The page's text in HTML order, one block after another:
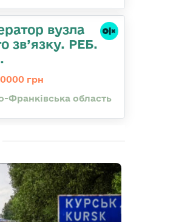
вузла
зв’язку. РЕБ.
грн
Франківська область